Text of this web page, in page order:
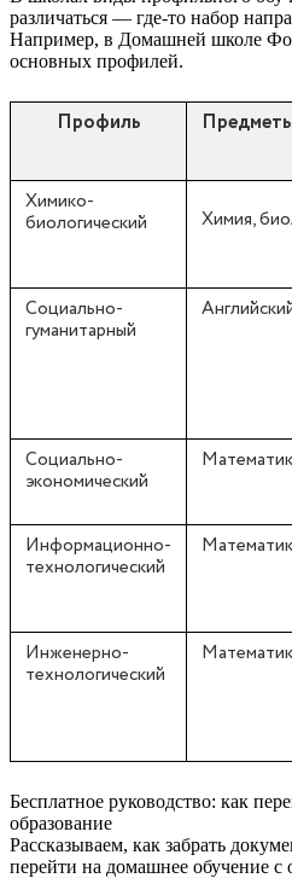
различаться — где-то набор
Например, в Домашней школе
основных профилей.
Профиль
Химико-
биологический
Химия,
Социально-
гуманитарный
Социально-
экономический
Информационно-
технологический
Инженерно-
технологический
Бесплатное руководство: как
образование
Рассказываем, как забрать
перейти на домашнее обучение с